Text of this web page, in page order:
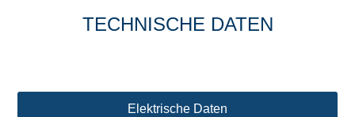
TECHNISCHE DATEN
Elektrische Daten